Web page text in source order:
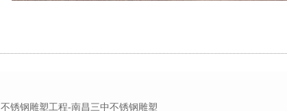
不锈钢雕塑工程-南昌三中不锈钢雕塑